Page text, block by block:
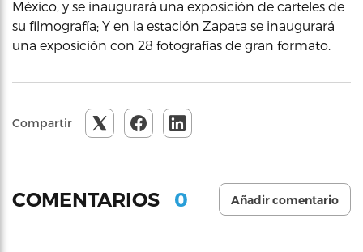
México, y se inaugurará una exposición de carteles de
su filmografía; Y en la estación Zapata se inaugurará
una exposición con 28 fotografías de gran formato.
Compartir
COMENTARIOS 0 Añadir comentario